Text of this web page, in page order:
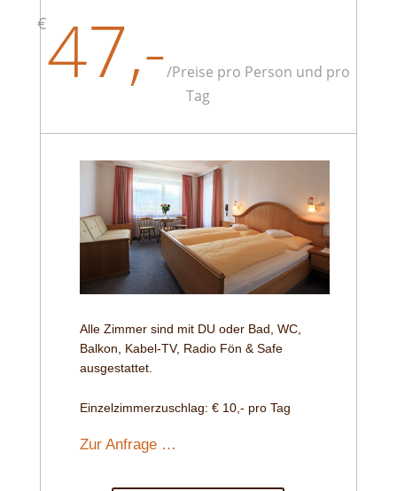
€47,-/Preise pro Person und pro
Tag
Alle Zimmer sind mit DU oder Bad, WC,
Balkon, Kabel-TV, Radio Fön & Safe
ausgestattet.
Einzelzimmerzuschlag: € 10,- pro Tag
Zur Anfrage …